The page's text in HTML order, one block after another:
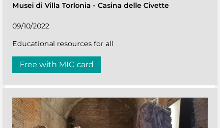
Musei di Villa Torlonia - Casina delle Civette
09/10/2022
Educational resources for all
Free with MIC card